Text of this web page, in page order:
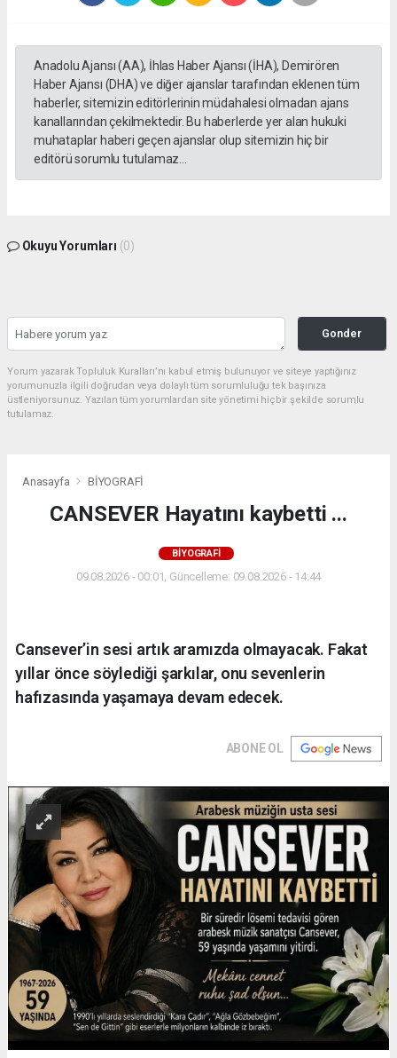
Anadolu Ajansı (AA), İhlas Haber Ajansı (İHA), Demirören
Haber Ajansı (DHA) ve diğer ajanslar tarafından eklenen tüm
haberler, sitemizin editörlerinin müdahalesi olmadan ajans
kanallarından çekilmektedir. Bu haberlerde yer alan hukuki
muhataplar haberi geçen ajanslar olup sitemizin hiç bir
editörü sorumlu tutulamaz...
Okuyu Yorumları (0)
Gonder
Yorum yazarak Topluluk Kuralları’nı kabul etmiş bulunuyor ve siteye yaptığınız
yorumunuzla ilgili doğrudan veya dolaylı tüm sorumluluğu tek başınıza
üstleniyorsunuz. Yazılan tüm yorumlardan site yönetimi hiçbir şekilde sorumlu
tutulamaz.
Anasayfa BİYOGRAFİ
CANSEVER Hayatını kaybetti ...
BİYOGRAFİ
09.08.2026 - 00:01, Güncelleme: 09.08.2026 - 14:44
Cansever’in sesi artık aramızda olmayacak. Fakat
yıllar önce söylediği şarkılar, onu sevenlerin
hafızasında yaşamaya devam edecek.
ABONE OL